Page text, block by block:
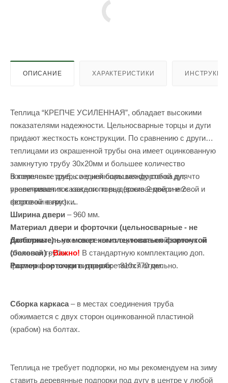
ОПИСАНИЕ ХАРАКТЕРИСТИКИ
Теплица “КРЕПЧЕ УСИЛЕННАЯ”, обладает высокими
показателями надежности. Цельносварные торцы и дуги
придают жесткость конструкции. По сравнению с другими
теплицами из окрашенной трубы она имеет оцинкованную
замкнутую трубу 30х20мм и большее количество
поперечных труб, соединяющих между собой дуг, что
увеличивает показатели по выдерживаемой снеговой и
ветровой нагрузки.
В комплекте дверь и в ней большая форточка для
проветривания с каждого торца (всего 2 двери и 2
форточки в них).
Ширина двери – 960 мм.
Материал двери и форточки (цельносварные - не
разборные)– уже сварены из оцинкованной замкнутой
стальной трубы.
Размер форточки в дверях– 810х770 мм.
Дополнительно может комплектоваться форточкой
(боковая) -Важно! В стандартную комплектацию доп.
форточка не входит и приобретается отдельно.
Сборка каркаса– в местах соединения труба
обжимается с двух сторон оцинкованной пластиной
(крабом) на болтах.
Теплица не требует подпорки, но мы рекомендуем на зиму
ставить деревянные подпорки под дугу в центре у любой